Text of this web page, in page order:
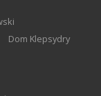
Dom Klepsydry